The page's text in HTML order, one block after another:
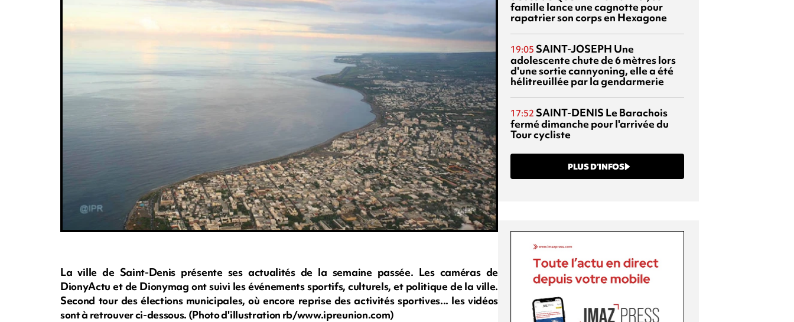
La ville de Saint-Denis présente ses actualités de la semaine passée. Les caméras de
DionyActu et de Dionymag ont suivi les événements sportifs, culturels, et politique de la ville.
Second tour des élections municipales, où encore reprise des activités sportives... les vidéos
sont à retrouver ci-dessous. (Photo d'illustration rb/www.ipreunion.com)
famille lance une cagnotte pour
rapatrier son corps en Hexagone
19:05 SAINT-JOSEPH Une
adolescente chute de 6 mètres lors
d'une sortie cannyoning, elle a été
hélitreuillée par la gendarmerie
17:52 SAINT-DENIS Le Barachois
fermé dimanche pour l'arrivée du
Tour cycliste
PLUS D’INFOS